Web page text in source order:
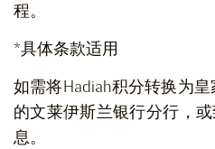
程。
*具体条款适用
如需将Hadiah积分转换为
的文莱伊斯兰银行分行，
息。